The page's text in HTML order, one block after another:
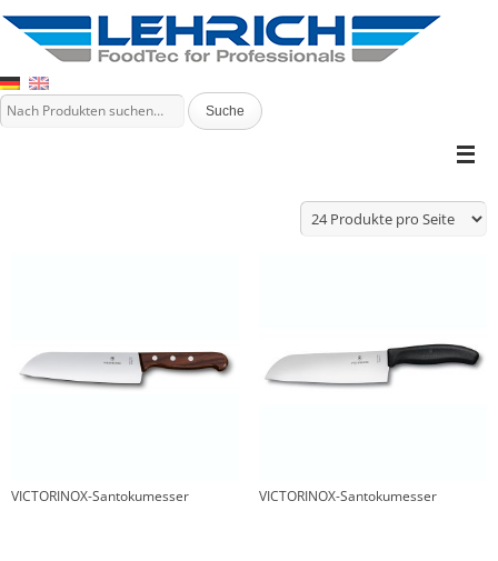
VICTORINOX-Santokumesser VICTORINOX-Santokumesser